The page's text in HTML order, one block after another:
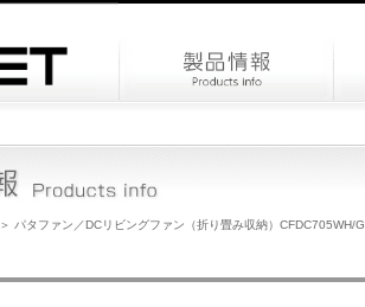
＞ パタファン／DCリビングファン（折り畳み収納）CFDC705WH/